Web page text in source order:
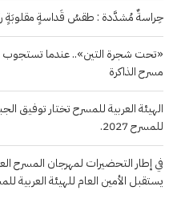
حِراسةٌ مُشدَّدة : طقسُ قَداسةٍ مقلوبَةٍ
«تحت شجرة التين».. عندما تستجوب
مسرح الذاكرة
الهيئة العربية للمسرح تختار توفيق
للمسرح 2027.
في إطار التحضيرات لمهرجان المسرح
يستقبل الأمين العام للهيئة العربية